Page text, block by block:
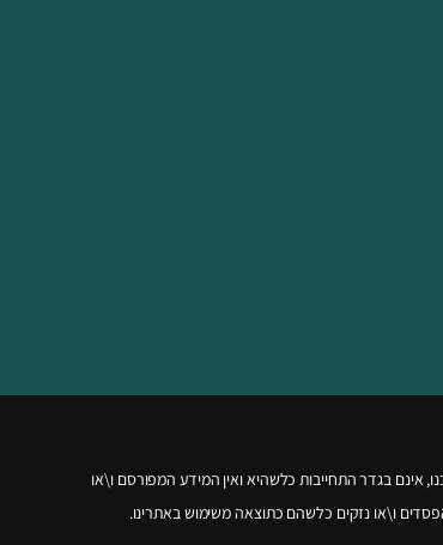
אינם בגדר התחייבות כלשהיא ואין המידע המפורסם ו\או
ו\או נזקים כלשהם כתוצאה משימוש באתרינו.